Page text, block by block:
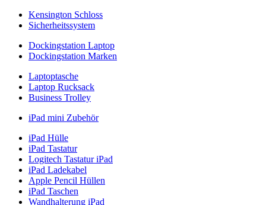
Kensington Schloss
Sicherheitssystem
Dockingstation Laptop
Dockingstation Marken
Laptoptasche
Laptop Rucksack
Business Trolley
iPad mini Zubehör
iPad Hülle
iPad Tastatur
Logitech Tastatur iPad
iPad Ladekabel
Apple Pencil Hüllen
iPad Taschen
Wandhalterung iPad